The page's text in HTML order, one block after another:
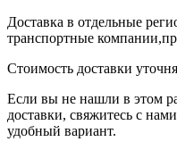
Доставка в отдельные
транспортные
Стоимость доставки
Если вы не нашли в этом
доставки, свяжитесь с
удобный вариант.